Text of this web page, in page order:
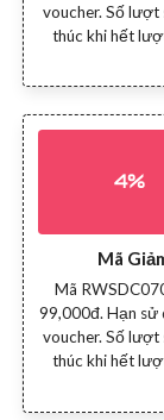
voucher. Số lượt
thúc khi hết
4%
Mã
Mã
99,000đ. Hạn sử
voucher. Số lượt
thúc khi hết